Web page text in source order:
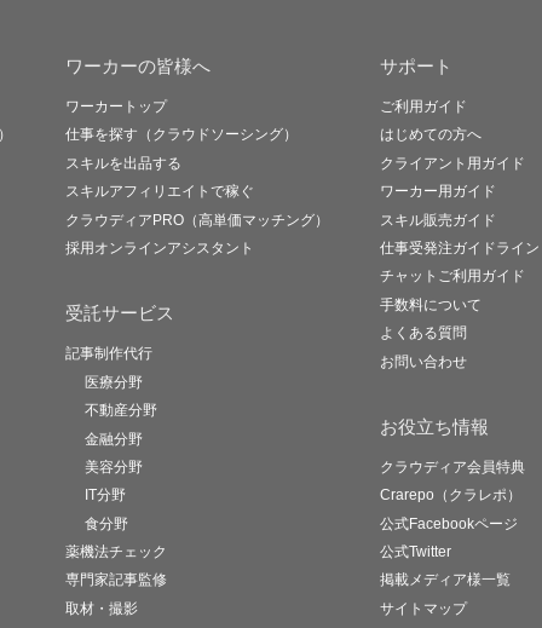
ワーカーの皆様へ
ワーカートップ
仕事を探す（クラウドソーシング）
スキルを出品する
スキルアフィリエイトで稼ぐ
クラウディアPRO（高単価マッチング）
採用オンラインアシスタント
受託サービス
記事制作代行
医療分野
不動産分野
金融分野
美容分野
IT分野
食分野
薬機法チェック
専門家記事監修
取材・撮影
サポート
ご利用ガイド
はじめての方へ
クライアント用ガイド
ワーカー用ガイド
スキル販売ガイド
仕事受発注ガイドライン
チャットご利用ガイド
手数料について
よくある質問
お問い合わせ
お役立ち情報
クラウディア会員特典
Crarepo（クラレポ）
公式Facebookページ
公式Twitter
掲載メディア様一覧
サイトマップ